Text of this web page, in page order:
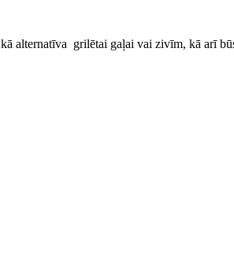
kā alternatīva grilētai gaļai vai zivīm, kā arī